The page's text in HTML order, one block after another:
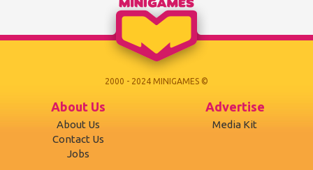
2000 - 2024 MINIGAMES ©
About Us
About Us
Contact Us
Jobs
Advertise
Media Kit